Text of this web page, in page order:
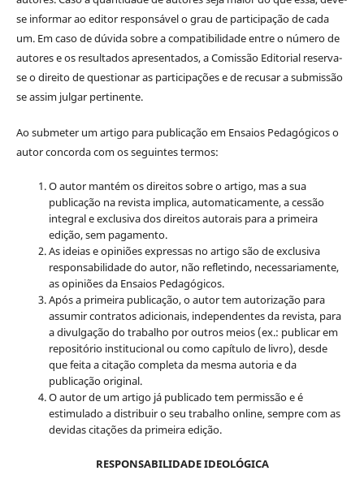
se informar ao editor responsável o grau de participação de cada
um. Em caso de dúvida sobre a compatibilidade entre o número de
autores e os resultados apresentados, a Comissão Editorial reserva-
se o direito de questionar as participações e de recusar a submissão
se assim julgar pertinente.
Ao submeter um artigo para publicação em Ensaios Pedagógicos o
autor concorda com os seguintes termos:
O autor mantém os direitos sobre o artigo, mas a sua
publicação na revista implica, automaticamente, a cessão
integral e exclusiva dos direitos autorais para a primeira
edição, sem pagamento.
As ideias e opiniões expressas no artigo são de exclusiva
responsabilidade do autor, não refletindo, necessariamente,
as opiniões da Ensaios Pedagógicos.
Após a primeira publicação, o autor tem autorização para
assumir contratos adicionais, independentes da revista, para
a divulgação do trabalho por outros meios (ex.: publicar em
repositório institucional ou como capítulo de livro), desde
que feita a citação completa da mesma autoria e da
publicação original.
O autor de um artigo já publicado tem permissão e é
estimulado a distribuir o seu trabalho online, sempre com as
devidas citações da primeira edição.
RESPONSABILIDADE IDEOLÓGICA